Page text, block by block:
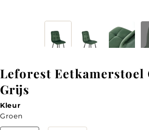
Leforest Eetkamerstoel
Grijs
Kleur
Groen